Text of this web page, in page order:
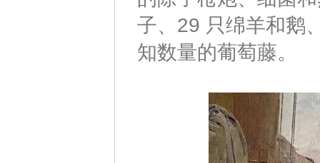
子、29 只绵羊和鹅
知数量的葡萄藤。